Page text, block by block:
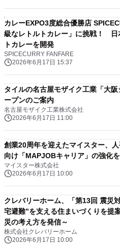
カレーEXPO3度総合優勝店
級なレトルトカレー」に挑戦！ 日
トカレーを開発
SPICECURRY FANFARE
2026年6月17日 15:37
タイルの名古屋モザイク工業「大
ープンのご案内
名古屋モザイク工業株式会社
2026年6月17日 11:00
創業20周年を迎えたマイスター、
向け「MAPJOBキャリア」の強化
マイスター株式会社
2026年6月17日 10:00
クレバリーホーム、「第13回 震
宅避難”を支える住まいづくりを提
災の考え方を発信～
株式会社クレバリーホーム
2026年6月17日 10:00